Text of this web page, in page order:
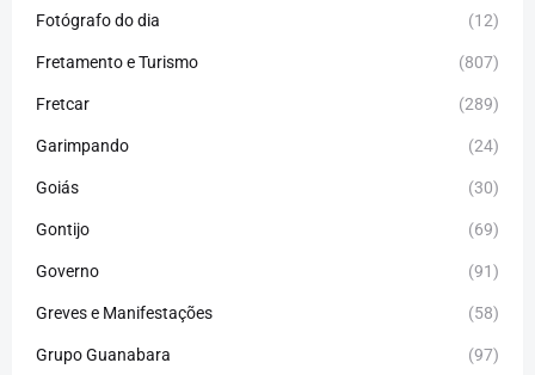
Fotógrafo do dia (12)
Fretamento e Turismo (807)
Fretcar (289)
Garimpando (24)
Goiás (30)
Gontijo (69)
Governo (91)
Greves e Manifestações (58)
Grupo Guanabara (97)